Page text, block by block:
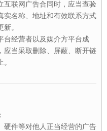
互联网广告合同时，应当查验
实名称、地址和有效联系方式
。
台经营者以及媒介方平台成
应当采取删除、屏蔽、断开链
件等对他人正当经营的广告